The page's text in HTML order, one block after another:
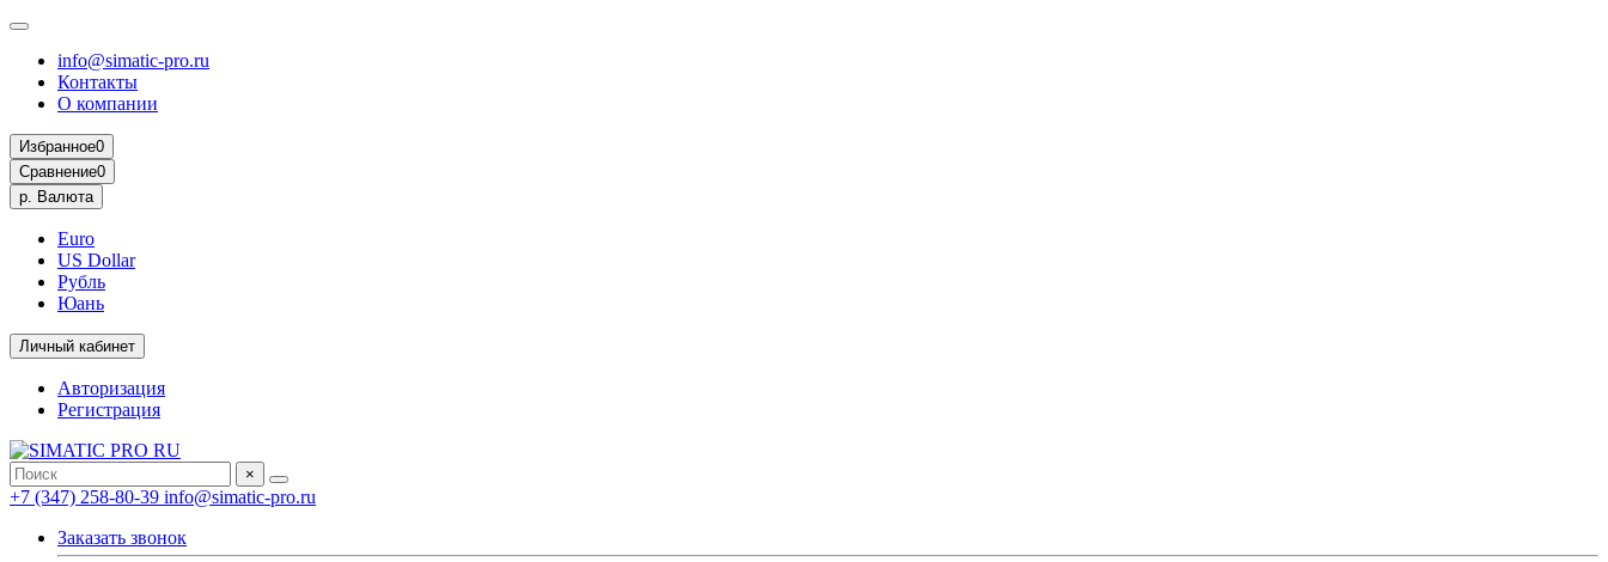
info@simatic-pro.ru
Контакты
О компании
Избранное0
Сравнение0
р. Валюта
Euro
US Dollar
Рубль
Юань
Личный кабинет
Авторизация
Регистрация
×
+7 (347) 258-80-39 info@simatic-pro.ru
Заказать звонок